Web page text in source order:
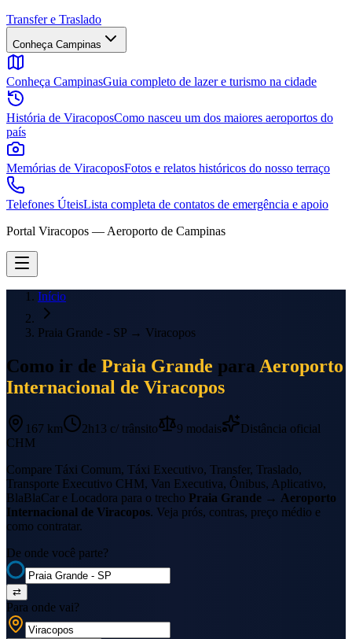
Transfer e Traslado
Conheça Campinas
Conheça CampinasGuia completo de lazer e turismo na cidade
História de ViracoposComo nasceu um dos maiores aeroportos do
país
Memórias de ViracoposFotos e relatos históricos do nosso terraço
Telefones ÚteisLista completa de contatos de emergência e apoio
Portal Viracopos — Aeroporto de Campinas
Início
Praia Grande - SP → Viracopos
Como ir de Praia Grande para Aeroporto
Internacional de Viracopos
167 km 2h13 c/ trânsito 9 modais
Distância oficial
CHM
Compare Táxi Comum, Táxi Executivo, Transfer, Traslado,
Transporte Executivo CHM, Van Executiva, Ônibus, Aplicativo,
BlaBlaCar e Locadora para o trecho Praia Grande → Aeroporto
Internacional de Viracopos. Veja prós, contras, preço médio e
como contratar.
De onde você parte?
⇄
Para onde vai?